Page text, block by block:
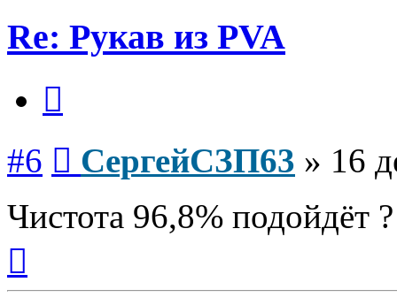
Re: Рукав из PVA
#6 СергейСЗП63 » 16
Чистота 96,8% подойдёт ?
началу